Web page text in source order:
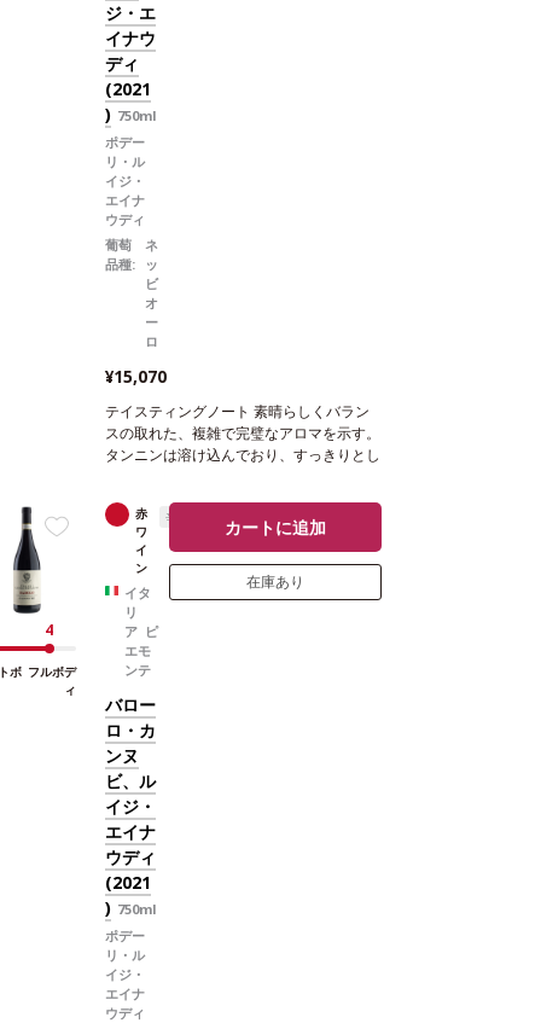
ジ・エ
イナウ
ディ
(2021
) 750ml
ポデー
リ・ル
イジ・
エイナ
ウディ
葡萄
品種:
ネ
ッ
ビ
オ
ー
ロ
¥15,070
テイスティングノート素晴らしくバラン
スの取れた、複雑で完璧なアロマを示す。
タンニンは溶け込んでおり、すっきりとし
と好相性
葡萄品種ネッビオーロ 100%*
本ヴィンテージが在庫切れの場合、在庫が
あり価格が同様の場合は自動的に次のヴィ
ンテージに変更されます、ご了承くださ
い。
4
ボ フルボデ
ィ
赤
ワ
イ
ン
辛口
イタ
リ
ア ピ
エモ
ンテ
バロー
ロ・カ
ンヌ
ビ、ル
イジ・
エイナ
ウディ
(2021
) 750ml
ポデー
リ・ル
イジ・
エイナ
ウディ
カートに追加
在庫あり